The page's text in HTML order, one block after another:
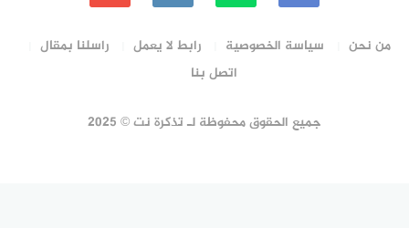
من نحن سياسة الخصوصية رابط لا يعمل
راسلنا بمقال
اتصل بنا
جميع الحقوق محفوظة لـ تذكرة نت © 2025